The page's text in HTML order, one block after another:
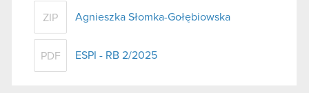
ZIP Agnieszka Słomka-Gołębiowska
PDF ESPI - RB 2/2025